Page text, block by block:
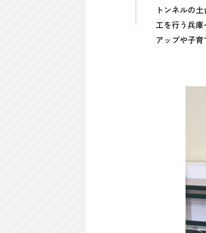
トンネルの
工を行う兵
アップや子